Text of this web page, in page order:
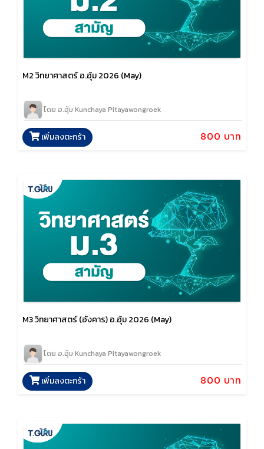
M2 วิทยาศาสตร์ อ.อุ้ม 2026 (May)
โดย อ.อุ้ม Kunchaya Pitayawongroek
800 บาท
เพิ่มลงตะกร้า
M3 วิทยาศาสตร์ (อังคาร) อ.อุ้ม 2026 (May)
โดย อ.อุ้ม Kunchaya Pitayawongroek
800 บาท
เพิ่มลงตะกร้า